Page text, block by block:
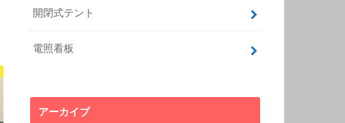
開閉式テント
電照看板
アーカイブ